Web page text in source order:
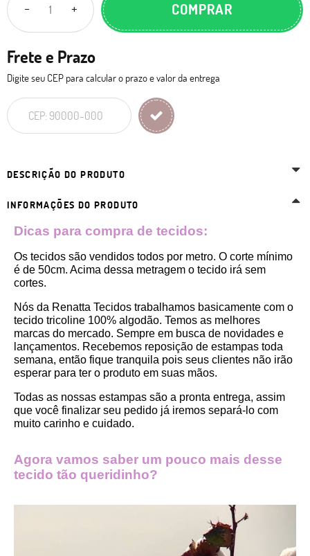
COMPRAR
Frete e Prazo
Digite seu CEP para calcular o prazo e valor da entrega
DESCRIÇÃO DO PRODUTO
INFORMAÇÕES DO PRODUTO
Dicas para compra de tecidos:
Os tecidos são vendidos todos por metro. O corte mínimo
é de 50cm. Acima dessa metragem o tecido irá sem
cortes.
Nós da Renatta Tecidos trabalhamos basicamente com o
tecido tricoline 100% algodão. Temos as melhores
marcas do mercado. Sempre em busca de novidades e
lançamentos. Recebemos reposição de estampas toda
semana, então fique tranquila pois seus clientes não irão
esperar para ter o produto em suas mãos.
Todas as nossas estampas são a pronta entrega, assim
que você finalizar seu pedido já iremos separá-lo com
muito carinho e cuidado.
Agora vamos saber um pouco mais desse
tecido tão queridinho?